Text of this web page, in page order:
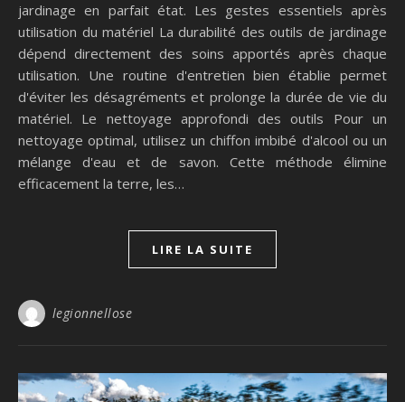
jardinage en parfait état. Les gestes essentiels après
utilisation du matériel La durabilité des outils de jardinage
dépend directement des soins apportés après chaque
utilisation. Une routine d'entretien bien établie permet
d'éviter les désagréments et prolonge la durée de vie du
matériel. Le nettoyage approfondi des outils Pour un
nettoyage optimal, utilisez un chiffon imbibé d'alcool ou un
mélange d'eau et de savon. Cette méthode élimine
efficacement la terre, les…
LIRE LA SUITE
legionnellose